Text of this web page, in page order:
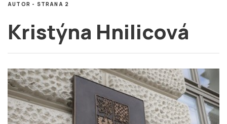
# MUNI
# Brno
# volby
login PŘIHLÁSIT SE
Zapomněli jste heslo?
Založit nový účet
Kristýna Hnilicová
AUTOR - STRANA 2